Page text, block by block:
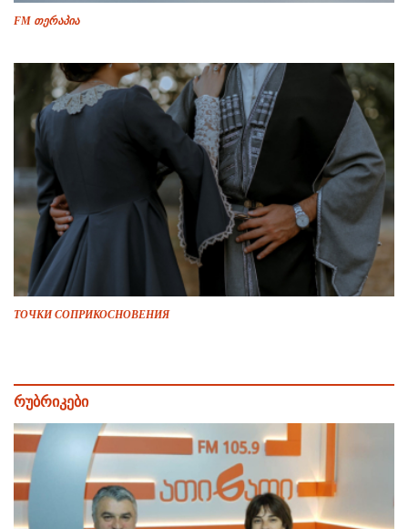
FM თერაპია
ТОЧКИ СОПРИКОСНОВЕНИЯ
რუბრიკები